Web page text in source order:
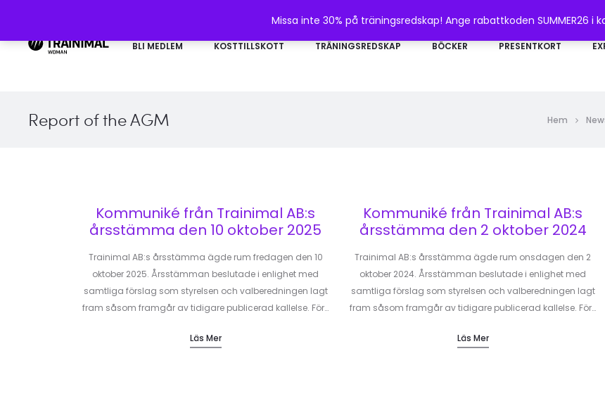
Missa inte 30% på träningsredskap! Ange rabattkoden SUMMER26 i
BLI MEDLEM KOSTTILLSKOTT TRÄNINGSREDSKAP BÖCKER PRESENTKORT
Report of the AGM Hem
Kommuniké från Trainimal AB:s
årsstämma den 10 oktober 2025
Trainimal AB:s årsstämma ägde rum fredagen den 10
oktober 2025. Årsstämman beslutade i enlighet med
samtliga förslag som styrelsen och valberedningen lagt
fram såsom framgår av tidigare publicerad kallelse. För…
Läs Mer
Kommuniké från Trainimal AB:s
årsstämma den 2 oktober 2024
Trainimal AB:s årsstämma ägde rum onsdagen den 2
oktober 2024. Årsstämman beslutade i enlighet med
samtliga förslag som styrelsen och valberedningen lagt
fram såsom framgår av tidigare publicerad kallelse. För…
Läs Mer